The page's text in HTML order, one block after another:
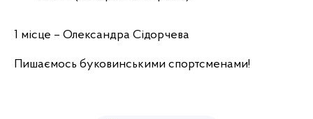
1 місце – Олександра Сідорчева
Пишаємось буковинськими спортсменами!